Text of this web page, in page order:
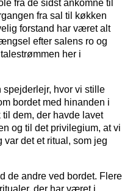
fra de sidst ankomne til
fra sal til køkken
forstand har været alt
efter salens ro og
her i
spejderlejr, hvor vi stille
bordet med hinanden i
dem, der havde lavet
og til det privilegium, at vi
var det et ritual, som jeg
de andre ved bordet. Flere
der har været i